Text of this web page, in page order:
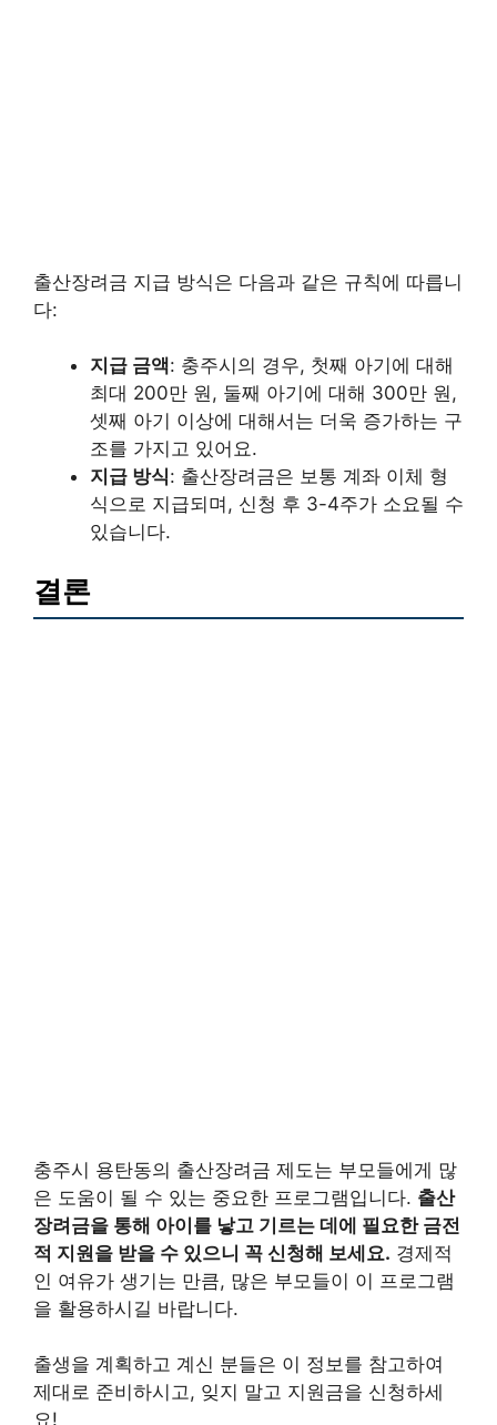
출산장려금 지급 방식은 다음과 같은 규칙에 따릅니
다:
지급 금액: 충주시의 경우, 첫째 아기에 대해
최대 200만 원, 둘째 아기에 대해 300만 원,
셋째 아기 이상에 대해서는 더욱 증가하는 구
조를 가지고 있어요.
지급 방식: 출산장려금은 보통 계좌 이체 형
식으로 지급되며, 신청 후 3-4주가 소요될 수
있습니다.
결론
충주시 용탄동의 출산장려금 제도는 부모들에게 많
은 도움이 될 수 있는 중요한 프로그램입니다. 출산
장려금을 통해 아이를 낳고 기르는 데에 필요한 금전
적 지원을 받을 수 있으니 꼭 신청해 보세요. 경제적
인 여유가 생기는 만큼, 많은 부모들이 이 프로그램
을 활용하시길 바랍니다.
출생을 계획하고 계신 분들은 이 정보를 참고하여
제대로 준비하시고, 잊지 말고 지원금을 신청하세
요!